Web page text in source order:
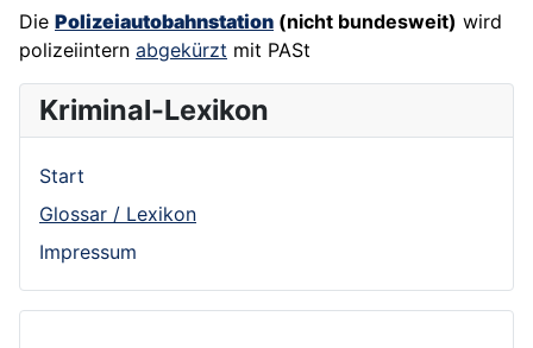
Die Polizeiautobahnstation (nicht bundesweit) wird
polizeiintern abgekürzt mit PASt
Kriminal-Lexikon
Start
Glossar / Lexikon
Impressum